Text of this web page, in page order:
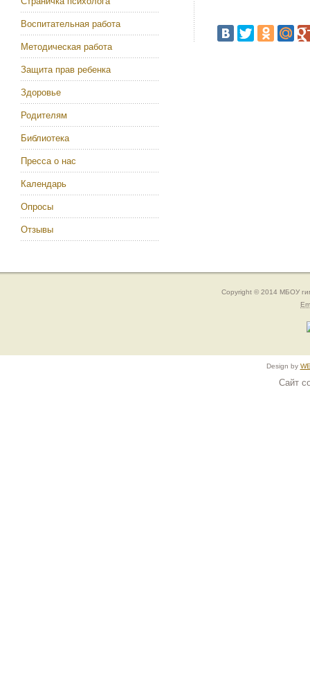
Воспитательная работа
Методическая работа
Защита прав ребенка
Здоровье
Родителям
Библиотека
Пресса о нас
Календарь
Опросы
Отзывы
Copyright © 2014 МБОУ
Design by
Сайт